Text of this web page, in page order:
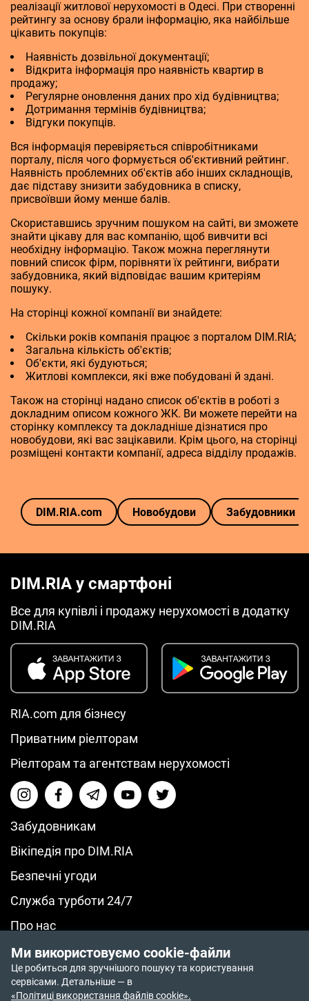
Ми використовуємо cookie-файли
Це робиться для зручнішого пошуку та користування
сервісами. Детальніше — в
«Політиці використання файлів cookie».
реалізації житлової нерухомості в Одесі. При створенні
рейтингу за основу брали інформацію, яка найбільше
цікавить покупців:
Наявність дозвільної документації;
Відкрита інформація про наявність квартир в
продажу;
Регулярне оновлення даних про хід будівництва;
Дотримання термінів будівництва;
Відгуки покупців.
Вся інформація перевіряється співробітниками
порталу, після чого формується об'єктивний рейтинг.
Наявність проблемних об'єктів або інших складнощів,
дає підставу знизити забудовника в списку,
присвоївши йому менше балів.
Скориставшись зручним пошуком на сайті, ви зможете
знайти цікаву для вас компанію, щоб вивчити всі
необхідну інформацію. Також можна переглянути
повний список фірм, порівняти їх рейтинги, вибрати
забудовника, який відповідає вашим критеріям
пошуку.
На сторінці кожної компанії ви знайдете:
Скільки років компанія працює з порталом DIM.RIA;
Загальна кількість об'єктів;
Об'єкти, які будуються;
Житлові комплекси, які вже побудовані й здані.
Також на сторінці надано список об'єктів в роботі з
докладним описом кожного ЖК. Ви можете перейти на
сторінку комплексу та докладніше дізнатися про
новобудови, які вас зацікавили. Крім цього, на сторінці
розміщені контакти компанії, адреса відділу продажів.
DIM.RIA.com Новобудови Забудовники
DIM.RIA у смартфоні
Все для купівлі і продажу нерухомості в додатку
DIM.RIA
RIA.com для бізнесу
Приватним ріелторам
Ріелторам та агентствам нерухомості
Забудовникам
Вікіпедія про DIM.RIA
Безпечні угоди
Служба турботи 24/7
Про нас
© 2014-2026 RIA.com
Політика повернення коштів
Політика приватності
Політика конфіденційності